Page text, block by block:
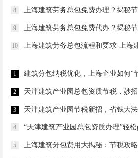
8 上海建筑劳务总包免费办理？揭秘节税新策略！-上海
9 上海建筑劳务总包免费代办？揭秘节税新策略，让您轻松成老板
10 上海建筑劳务总包流程和要求-上海建筑
1 建筑分包纳税优化，上海企业如何“节税”上
2 天津建筑产业园总包资质节税，妙招连连看！天津建
3 天津建筑产业园节税新招，省钱大法好嗨哟！天津建
4 “天津建筑产业园总包资质办理”轻松get，关键步骤大揭秘！
5 上海建筑分包费用大揭秘：节税攻略与股权布局艺